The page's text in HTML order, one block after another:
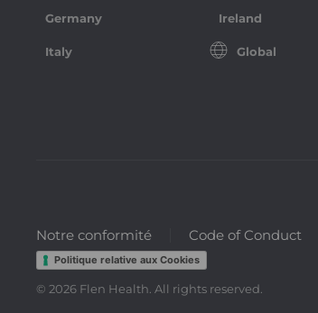
Germany Ireland
Italy Global
Notre conformité Code of Conduct
Politique relative aux Cookies
© 2026 Flen Health. All rights reserved.